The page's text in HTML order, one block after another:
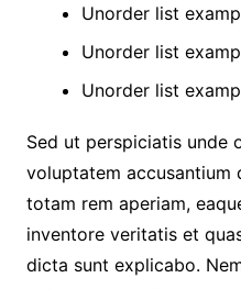
Unorder list
Unorder list
Unorder list
Sed ut perspiciatis unde
voluptatem accusantium
totam rem aperiam,
inventore veritatis et
dicta sunt explicabo.